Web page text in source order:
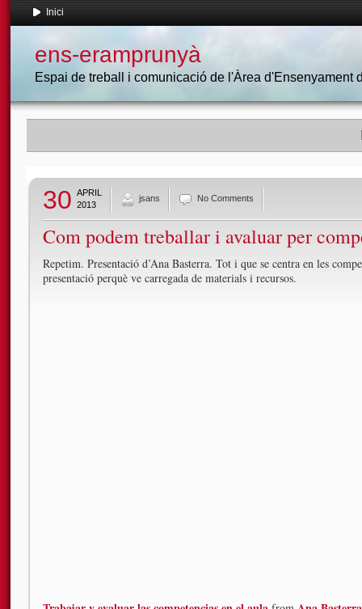
Inici
ens-eramprunyà
Espai de treball i comunicació de l'Àrea d'Ensenyament
30 APRIL
2013
jsans No Comments
Com podem treballar i avaluar per
Repetim. Presentació d’Ana Basterra. Tot i que se centra en les
presentació perquè ve carregada de materials i recursos.